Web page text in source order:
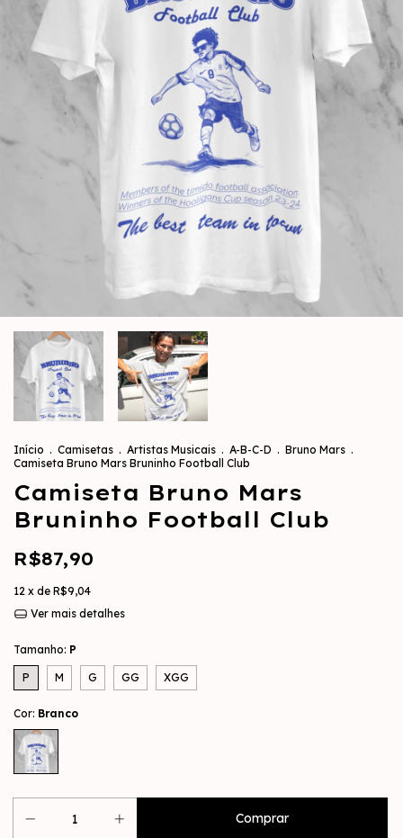
Início . Camisetas . Artistas Musicais . A-B-C-D . Bruno Mars .
Camiseta Bruno Mars Bruninho Football Club
Camiseta Bruno Mars
Bruninho Football Club
R$87,90
12 x de R$9,04
Ver mais detalhes
Tamanho: P
P M G GG XGG
Cor: Branco